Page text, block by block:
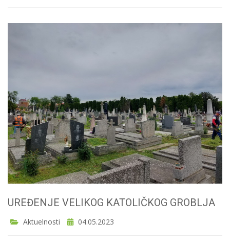
UREĐENJE VELIKOG KATOLIČKOG GROBLJA
Aktuelnosti 04.05.2023